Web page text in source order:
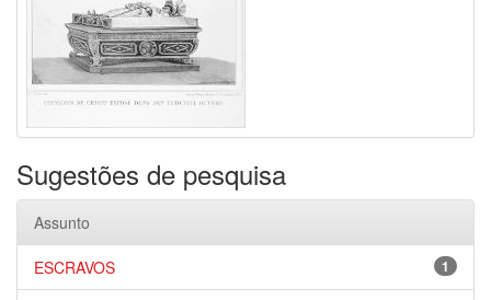
Sugestões de pesquisa
Assunto
1
ESCRAVOS